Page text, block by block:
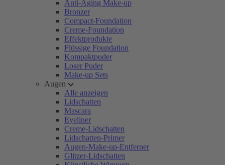
Anti-Aging Make-up
Bronzer
Compact-Foundation
Creme-Foundation
Effektprodukte
Flüssige Foundation
Kompaktpuder
Loser Puder
Make-up Sets
Augen
Alle anzeigen
Lidschatten
Mascara
Eyeliner
Creme-Lidschatten
Lidschatten-Primer
Augen-Make-up-Entferner
Glitzer-Lidschatten